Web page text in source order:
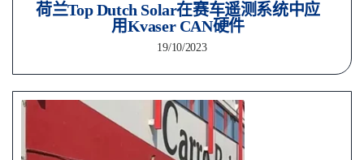
荷兰Top Dutch Solar在赛车遥测系统中应
用Kvaser CAN硬件
19/10/2023